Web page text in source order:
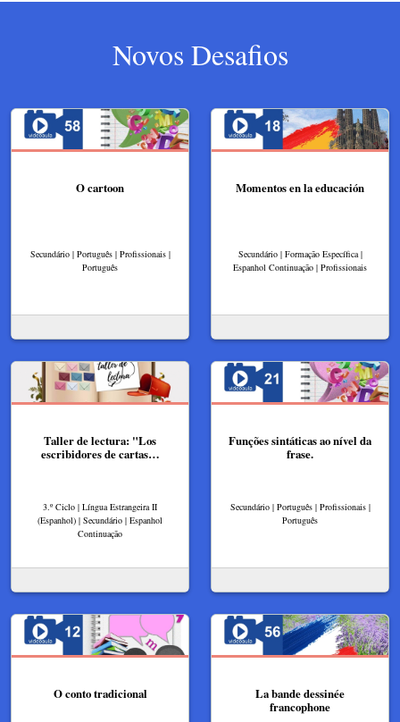
Novos Desafios
O cartoon
Secundário | Português | Profissionais |
Português
Momentos en la educación
Secundário | Formação Específica |
Espanhol Continuação | Profissionais
Taller de lectura: "Los
escribidores de cartas…
3.º Ciclo | Língua Estrangeira II
(Espanhol) | Secundário | Espanhol
Continuação
Funções sintáticas ao nível da
frase.
Secundário | Português | Profissionais |
Português
O conto tradicional
La bande dessinée
francophone